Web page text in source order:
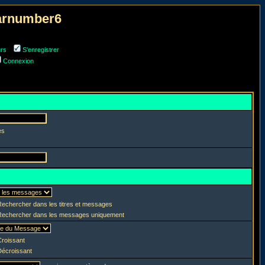
S'enregistrer
Connexion
dans les titres et messages
dans les messages uniquement